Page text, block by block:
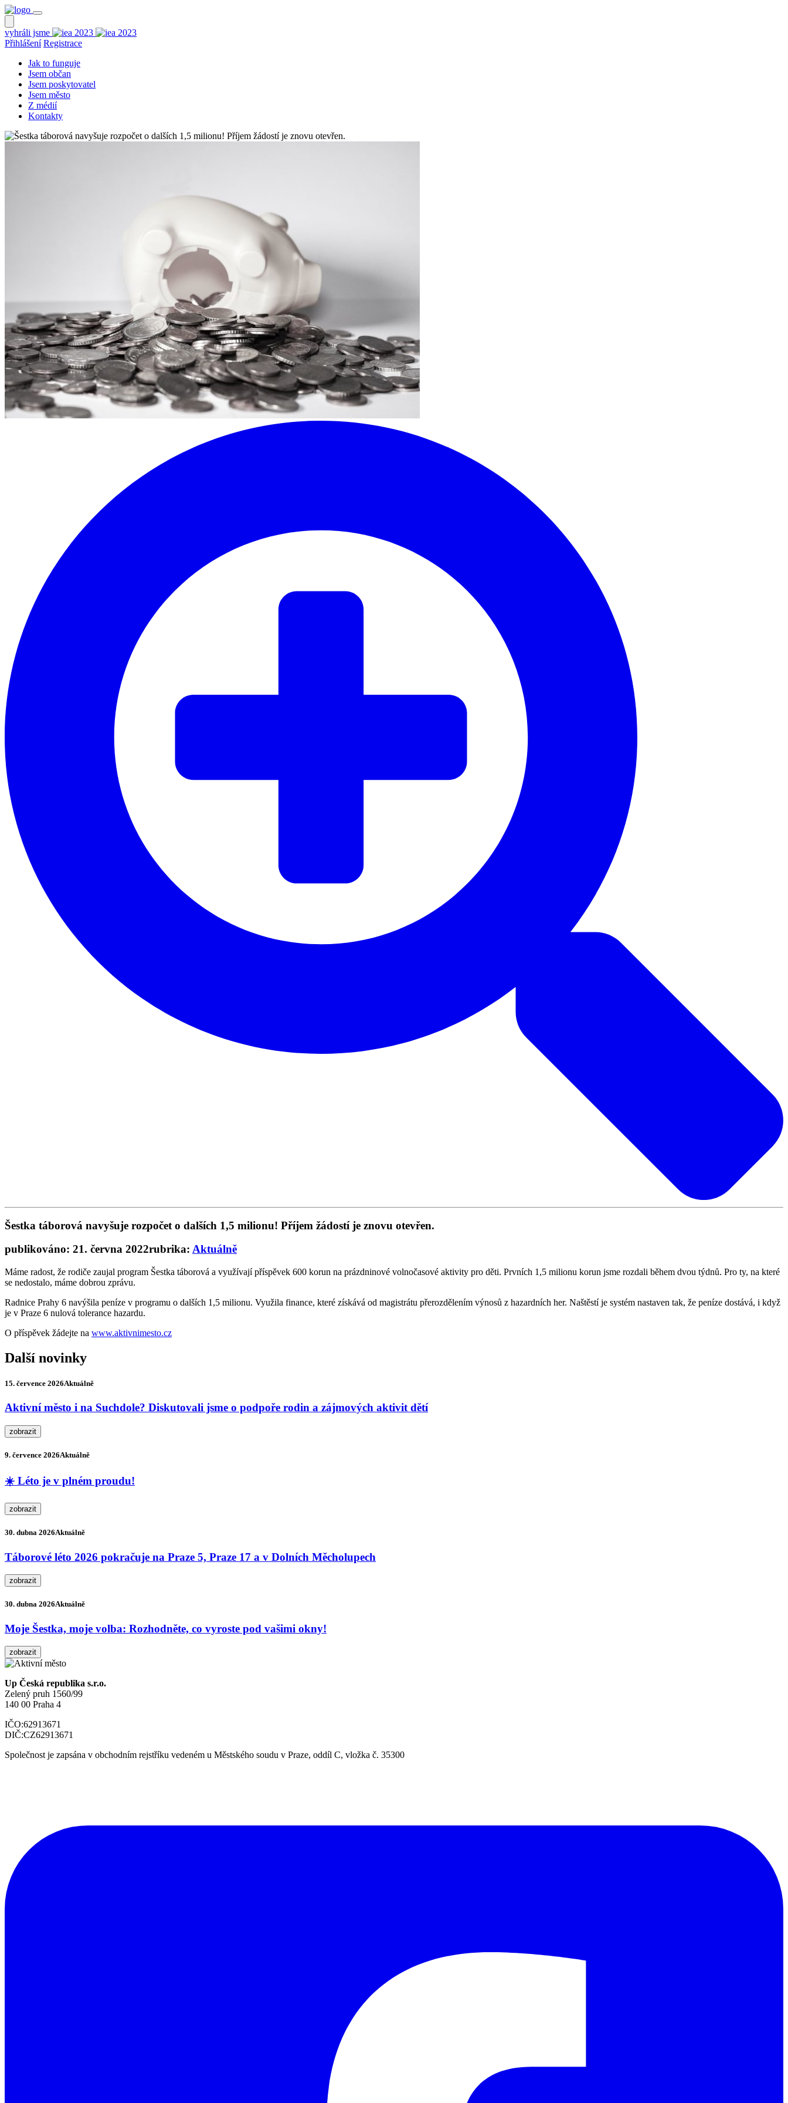
vyhráli jsme
Přihlášení Registrace
Jak to funguje
Jsem občan
Jsem poskytovatel
Jsem město
Z médií
Kontakty
Šestka táborová navyšuje rozpočet o dalších 1,5 milionu! Příjem žádostí je znovu otevřen.
publikováno: 21. června 2022rubrika: Aktuálně
Máme radost, že rodiče zaujal program Šestka táborová a využívají příspěvek 600 korun na prázdninové volnočasové aktivity pro děti. Prvních 1,5 milionu korun jsme rozdali během dvou týdnů. Pro ty, na které
se nedostalo, máme dobrou zprávu.
Radnice Prahy 6 navýšila peníze v programu o dalších 1,5 milionu. Využila finance, které získává od magistrátu přerozdělením výnosů z hazardních her. Naštěstí je systém nastaven tak, že peníze dostává, i když
je v Praze 6 nulová tolerance hazardu.
O příspěvek žádejte na www.aktivnimesto.cz
Další novinky
15. července 2026Aktuálně
Aktivní město i na Suchdole? Diskutovali jsme o podpoře rodin a zájmových aktivit dětí
zobrazit
9. července 2026Aktuálně
☀️ Léto je v plném proudu!
zobrazit
30. dubna 2026Aktuálně
Táborové léto 2026 pokračuje na Praze 5, Praze 17 a v Dolních Měcholupech
zobrazit
30. dubna 2026Aktuálně
Moje Šestka, moje volba: Rozhodněte, co vyroste pod vašimi okny!
zobrazit
Up Česká republika s.r.o.
Zelený pruh 1560/99
140 00 Praha 4
IČO:62913671
DIČ:CZ62913671
Společnost je zapsána v obchodním rejstříku vedeném u Městského soudu v Praze, oddíl C, vložka č. 35300